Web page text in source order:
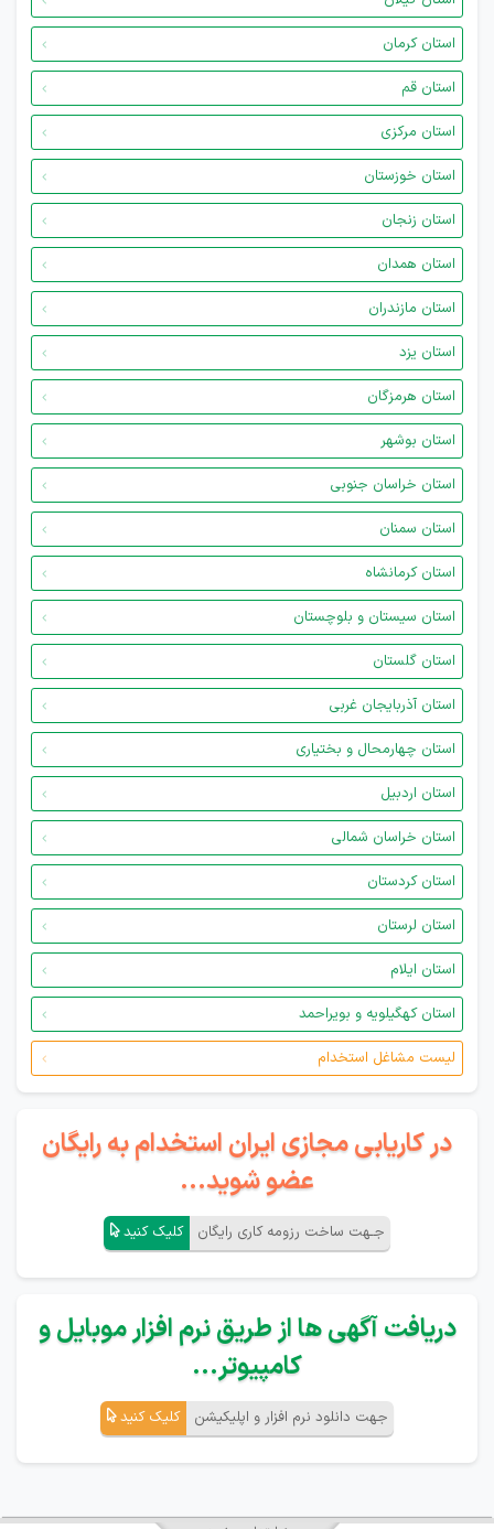
استان کرمان
استان قم
استان مرکزی
استان خوزستان
استان زنجان
استان همدان
استان مازندران
استان یزد
استان هرمزگان
استان بوشهر
استان خراسان جنوبی
استان سمنان
استان کرمانشاه
استان سیستان و بلوچستان
استان گلستان
استان آذربایجان غربی
استان چهارمحال و بختیاری
استان اردبیل
استان خراسان شمالی
استان کردستان
استان لرستان
استان ایلام
استان کهگیلویه و بویراحمد
لیست مشاغل استخدام
در کاریابی مجازی ایران استخدام به رایگان
عضو شوید...
جـهت ساخت رزومه کاری رایگان کلیک کنید
دریافت آگهی ها از طریق نرم افزار موبایل و
کامپیوتر...
جهت دانلود نرم افزار و اپلیکیشن کلیک کنید